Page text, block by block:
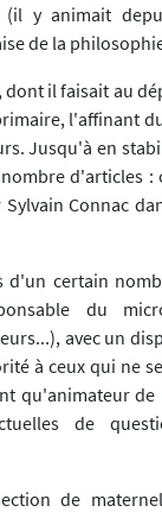
(il y animait
de la
il faisait au
l'affinant
Jusqu'à en
d'articles :
Connac
d'un certain
du
avec un
à ceux qui ne
qu'animateur
de
de